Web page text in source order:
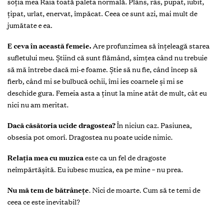
ţipat, urlat, enervat, împăcat. Ceea ce sunt azi, mai mult de
jumătate e ea.
E ceva în această femeie.Are profunzimea să înţeleagă starea
sufletului meu. Ştiind că sunt flămând, simţea când nu trebuie
să mă întrebe dacă mi-e foame. Ştie să nu fie, când încep să
fierb, când mi se bulbucă ochii, îmi ies coarnele şi mi se
deschide gura. Femeia asta a ţinut la mine atât de mult, cât eu
nici nu am meritat.
Dacă căsătoria ucide dragostea?În niciun caz. Pasiunea,
obsesia pot omorî. Dragostea nu poate ucide nimic.
Relaţia mea cu muzicaeste ca un fel de dragoste
neîmpărtăşită. Eu iubesc muzica, ea pe mine – nu prea.
Nu mă tem de bătrâneţe. Nici de moarte. Cum să te temi de
ceea ce este inevitabil?